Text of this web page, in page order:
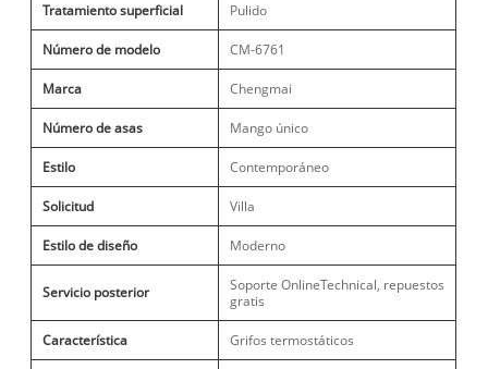
Tratamiento superficial Pulido
Número de modelo CM-6761
Marca Chengmai
Número de asas Mango único
Estilo Contemporáneo
Solicitud Villa
Estilo de diseño Moderno
Servicio posterior
Soporte OnlineTechnical, repuestos
gratis
Característica Grifos termostáticos